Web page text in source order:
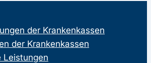
der Krankenkassen
der Krankenkassen
Leistungen